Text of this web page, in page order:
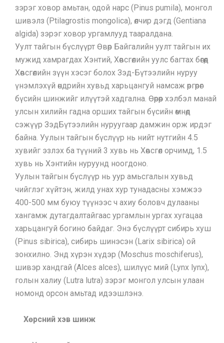
зэрэг ховор амьтан, одой нарс (Pinus pumila), монгол
шивэлз (Ptilagrostis mongolica), өлчир дэгд (Gentiana
algida) зэрэг ховор ургамлууд тааралдана.
Уулт тайгын бүслүүрт Өвөр Байгалийн уулт тайгын их
мужид хамрагдах Хэнтий, Хөвсгөлийн уулс багтах бөгөөд
Хөвсгөлийн зүүн хэсэг болох Зэд-Бүтээлийн нуруу
үнэмлэхүй өндрийн хувьд харьцангуй намсаж өргөрөг
бүсийн шинжийг илүүтэй хадгална. Өөрөөр хэлбэл манай
улсын хилийн гадна орших тайгын бүсийн өмнөд
сэжүүр ЗэдБүтээлийн нуруугаар дамжин орж ирдэг
байна. Уулын тайгын бүслүүр нь нийт нутгийн 4.5
хувийг эзлэх ба түүний 3 хувь нь Хөвсгөл орчимд, 1.5
хувь нь Хэнтийн нуруунд ноогдоно.
Уулын тайгын бүслүүр нь уур амьсгалын хувьд
чийглэг хүйтэн, жилд унах хур тунадасны хэмжээ
400-500 мм буюу түүнээс ч ахиу боловч дулааны
хангамж дутагдалтайгаас ургамлын ургах хугацаа
харьцангуй богино байдаг. Энэ бүслүүрт сибирь хуш
(Pinus sibirica), сибирь шинэсэн (Larix sibirica) ой
зонхилно. Энд хүрэн хүдэр (Moschus moschiferus),
шивэр хандгай (Alces alces), шилүүс мий (Lynx lynx),
голын халиу (Lutra lutra) зэрэг монгол улсын улаан
номонд орсон амьтад идээшлэнэ.
Хөрсний хэв шинж